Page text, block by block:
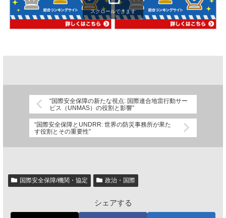
スクロールできます
“国際安全保障の新たな視点: 国際連合地雷行動サー
ビス（UNMAS）の役割と影響”
“国際安全保障とUNDRR: 世界の防災事務所が果た
す役割とその重要性”
国際安全保障/機関・協定 政治・国際
シェアする